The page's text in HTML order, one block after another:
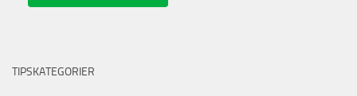
TIPSKATEGORIER